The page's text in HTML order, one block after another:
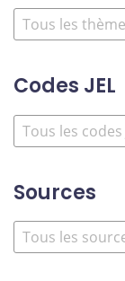
Codes JEL
Sources